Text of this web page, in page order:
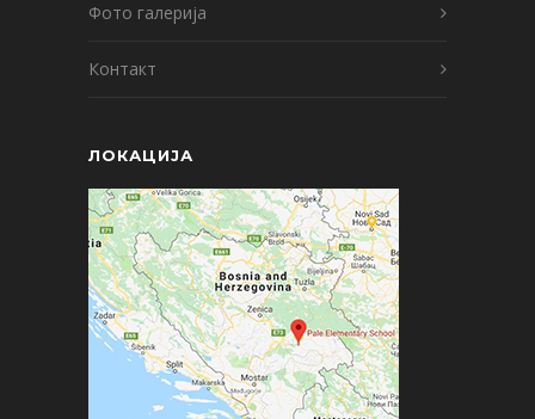
Фото галерија
Контакт
ЛОКАЦИЈА